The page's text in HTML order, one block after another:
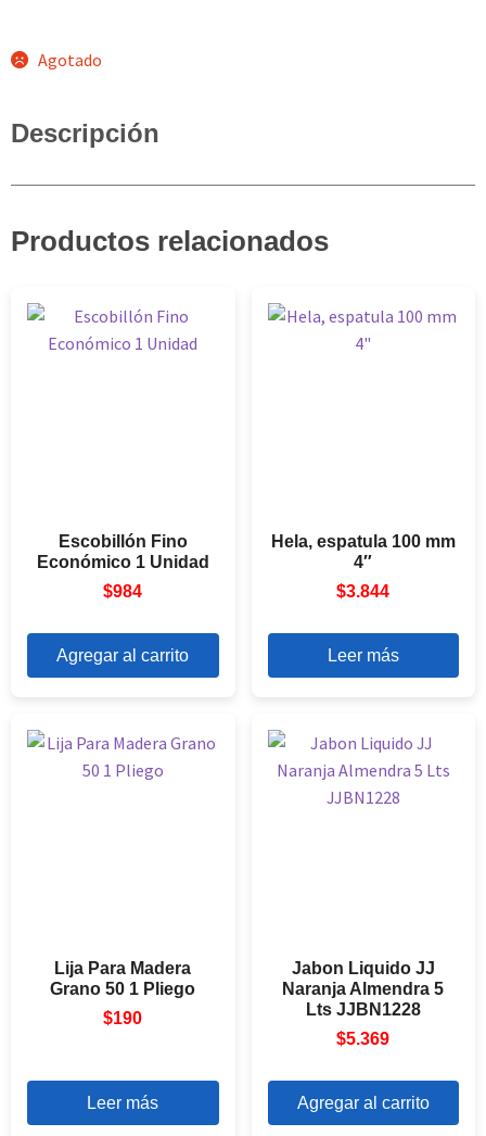
Agotado
Descripción
Productos relacionados
Escobillón Fino
Económico 1 Unidad
$984
Agregar al carrito
Hela, espatula 100 mm
4″
$3.844
Leer más
Lija Para Madera
Grano 50 1 Pliego
$190
Leer más
Jabon Liquido JJ
Naranja Almendra 5
Lts JJBN1228
$5.369
Agregar al carrito